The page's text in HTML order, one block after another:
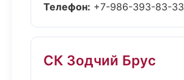
Телефон: +7-986-393-83-33
СК Зодчий Брус